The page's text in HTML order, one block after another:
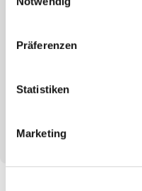
Präferenzen
Statistiken
Marketing
oder den